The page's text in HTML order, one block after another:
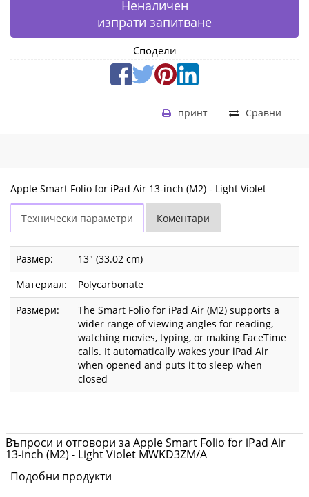
Неналичен
изпрати запитване
Сподели
Сравни
принт
Apple Smart Folio for iPad Air 13-inch (M2) - Light Violet
Технически параметри Коментари
Размер:
13" (33.02 cm)
Материал:
Polycarbonate
Размери:
The Smart Folio for iPad Air (M2) supports a
wider range of viewing angles for reading,
watching movies, typing, or making FaceTime
calls. It automatically wakes your iPad Air
when opened and puts it to sleep when
closed
Въпроси и отговори за Apple Smart Folio for iPad Air
13-inch (M2) - Light Violet MWKD3ZM/A
Подобни продукти